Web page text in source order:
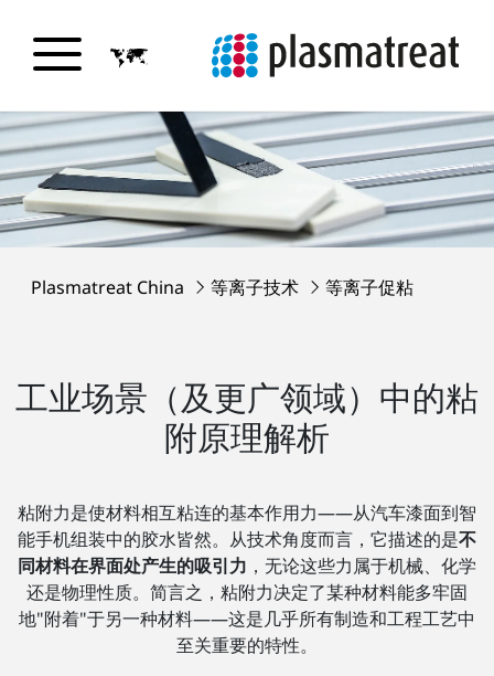
Plasmatreat China 等离子技术 等离子促粘
工业场景（及更广领域）中的粘
附原理解析
粘附力是使材料相互粘连的基本作用力——从汽车漆面到智
能手机组装中的胶水皆然。从技术角度而言，它描述的是不
同材料在界面处产生的吸引力 ，无论这些力属于机械、化学
还是物理性质。简言之，粘附力决定了某种材料能多牢固
地"附着"于另一种材料——这是几乎所有制造和工程工艺中
至关重要的特性。